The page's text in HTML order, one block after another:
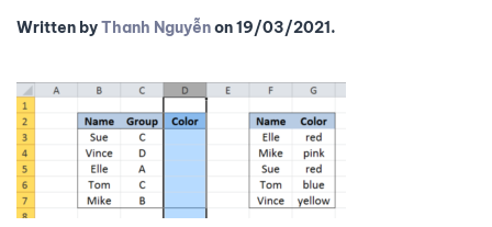
Written byThanh Nguyễnon19/03/2021.